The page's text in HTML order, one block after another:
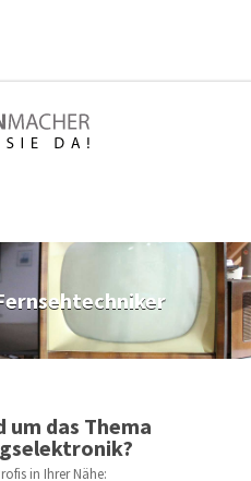
um das Thema
in Ihrer Nähe: